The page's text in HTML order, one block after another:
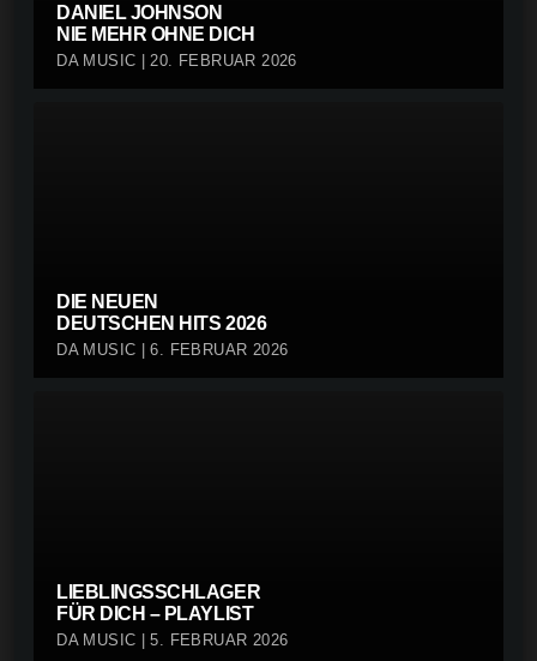
DANIEL JOHNSON
NIE MEHR OHNE DICH
DA MUSIC | 20. FEBRUAR 2026
DIE NEUEN
DEUTSCHEN HITS 2026
DA MUSIC | 6. FEBRUAR 2026
LIEBLINGSSCHLAGER
FÜR DICH – PLAYLIST
DA MUSIC | 5. FEBRUAR 2026